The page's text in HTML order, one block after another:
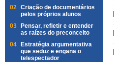
02 Criação de documentários
pelos próprios alunos
03
Pensar, refletir e entender
as raízes do preconceito
04
Estratégia argumentativa
que seduz e engana o
telespectador